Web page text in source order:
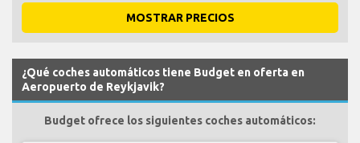
MOSTRAR PRECIOS
¿Qué coches automáticos tiene Budget en oferta en
Aeropuerto de Reykjavik?
Budget ofrece los siguientes coches automáticos: